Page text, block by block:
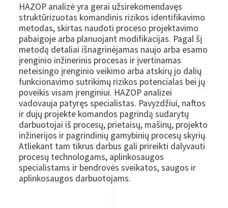
HAZOP analizė yra gerai užsirekomendavęs
struktūrizuotas komandinis rizikos identifikavimo
metodas, skirtas naudoti proceso projektavimo
pabaigoje arba planuojant modifikacijas. Pagal šį
metodą detaliai išnagrinėjamas naujo arba esamo
įrenginio inžinerinis procesas ir įvertinamas
neteisingo įrenginio veikimo arba atskirų jo dalių
funkcionavimo sutrikimų rizikos potencialas bei jų
poveikis visam įrenginiui. HAZOP analizei
vadovauja patyręs specialistas. Pavyzdžiui, naftos
ir dujų projekte komandos pagrindą sudarytų
darbuotojai iš procesų, prietaisų, mašinų, projekto
inžinerijos ir pagrindinių gamybinių procesų skyrių.
Atliekant tam tikrus darbus gali prireikti dalyvauti
procesų technologams, aplinkosaugos
specialistams ir bendrovės sveikatos, saugos ir
aplinkosaugos darbuotojams.